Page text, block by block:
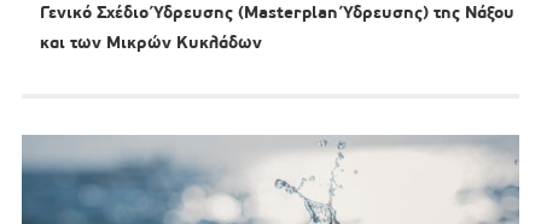
Γενικό Σχέδιο Ύδρευσης (Masterplan Ύδρευσης) της Νάξου
και των Μικρών Κυκλάδων